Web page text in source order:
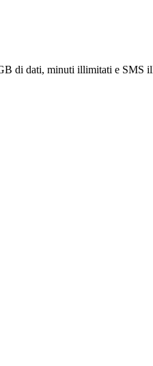
di dati, minuti illimitati e SMS